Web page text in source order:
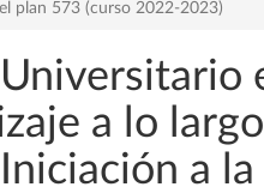
plan 573 (curso 2022-2023)
a lo
a la